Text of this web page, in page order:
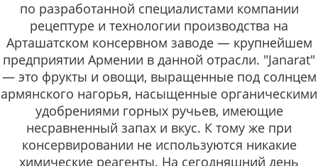
по разработанной специалистами компании
рецептуре и технологии производства на
Арташатском консервном заводе — крупнейшем
предприятии Армении в данной отрасли. "Janarat"
— это фрукты и овощи, выращенные под солнцем
армянского нагорья, насыщенные органическими
удобрениями горных ручьев, имеющие
несравненный запах и вкус. К тому же при
консервировании не используются никакие
химические реагенты. На сегодняшний день